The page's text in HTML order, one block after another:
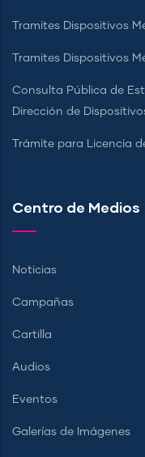
Tramites Dispositivos
Tramites Dispositivos
Consulta Pública de
Dirección de
Trámite para Licencia
Centro de Medios
Noticias
Campañas
Cartilla
Audios
Eventos
Galerías de Imágenes